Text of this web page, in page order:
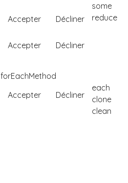
Accepter Décliner
some
reduce
Accepter
Décliner
forEachMethod
Accepter
Décliner
each
clone
clean